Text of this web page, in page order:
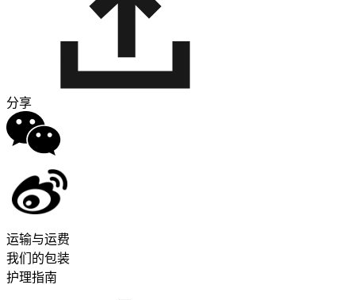
分享
运输与运费
我们的包装
护理指南